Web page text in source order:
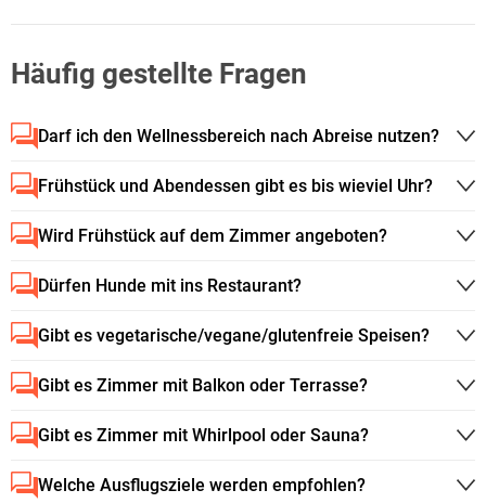
Häufig gestellte Fragen
Darf ich den Wellnessbereich nach Abreise nutzen?
Frühstück und Abendessen gibt es bis wieviel Uhr?
Wird Frühstück auf dem Zimmer angeboten?
Dürfen Hunde mit ins Restaurant?
Gibt es vegetarische/vegane/glutenfreie Speisen?
Gibt es Zimmer mit Balkon oder Terrasse?
Gibt es Zimmer mit Whirlpool oder Sauna?
Welche Ausflugsziele werden empfohlen?